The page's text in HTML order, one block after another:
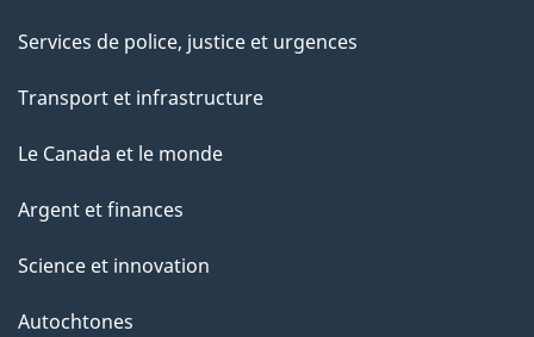
Services de police, justice et urgences
Transport et infrastructure
Le Canada et le monde
Argent et finances
Science et innovation
Autochtones